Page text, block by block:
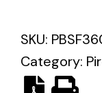
Solar
SKU:
Category: